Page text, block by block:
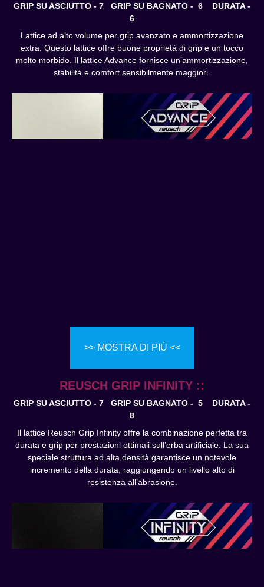
GRIP SU ASCIUTTO - 7 GRIP SU BAGNATO - 6
DURATA -
6
Lattice ad alto volume per grip avanzato e ammortizzazione
extra. Questo lattice offre buone proprietà di grip e un tocco
molto morbido. Il lattice Advance fornisce un’ammortizzazione,
stabilità e comfort sensibilmente maggiori.
>> MOSTRA DI PIÙ <<
REUSCH GRIP INFINITY ::
GRIP SU ASCIUTTO - 7 GRIP SU BAGNATO - 5
DURATA -
8
Il lattice Reusch Grip Infinity offre la combinazione perfetta tra
durata e grip per prestazioni ottimali sull’erba artificiale. La sua
speciale struttura ad alta densità garantisce un notevole
incremento della durata, raggiungendo un livello alto di
resistenza all’abrasione.